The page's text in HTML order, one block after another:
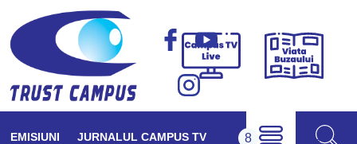
Campus
Viața
EMISIUNI JURNALUL CAMPUS TV